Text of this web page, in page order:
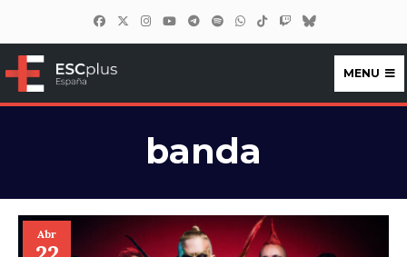
ESCplus España
MENU
banda
Abr